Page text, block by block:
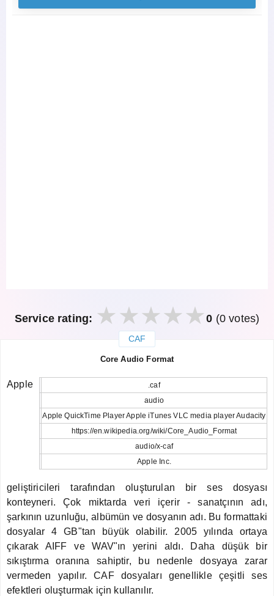
Service rating: 0 (0 votes)
CAF
Core Audio Format
.caf
audio
Apple QuickTime Player Apple iTunes VLC media player Audacity
https://en.wikipedia.org/wiki/Core_Audio_Format
audio/x-caf
Apple Inc.
Apple
geliştiricileri tarafından oluşturulan bir ses dosyası
konteyneri. Çok miktarda veri içerir - sanatçının adı,
şarkının uzunluğu, albümün ve dosyanın adı. Bu formattaki
dosyalar 4 GB"tan büyük olabilir. 2005 yılında ortaya
çıkarak AIFF ve WAV"ın yerini aldı. Daha düşük bir
sıkıştırma oranına sahiptir, bu nedenle dosyaya zarar
vermeden yapılır. CAF dosyaları genellikle çeşitli ses
efektleri oluşturmak için kullanılır.